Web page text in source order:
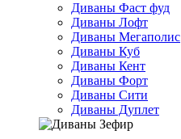
Диваны Фаст фуд
Диваны Лофт
Диваны Мегаполис
Диваны Куб
Диваны Кент
Диваны Форт
Диваны Сити
Диваны Дуплет